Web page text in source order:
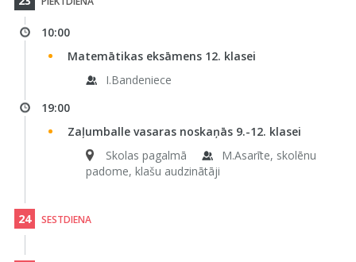
10:00
Matemātikas eksāmens 12. klasei
I.Bandeniece
19:00
Zaļumballe vasaras noskaņās 9.-12. klasei
Skolas pagalmā
M.Asarīte, skolēnu
padome, klašu audzinātāji
24 SESTDIENA